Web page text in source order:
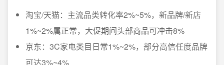
淘宝/天猫：主流品类转化率2%~5%，新品牌/新店
1%~2%属正常，大促期间头部商品可冲击8%
京东：3C家电类目日常1%~2%，部分高信任度品牌
可达3%~4%